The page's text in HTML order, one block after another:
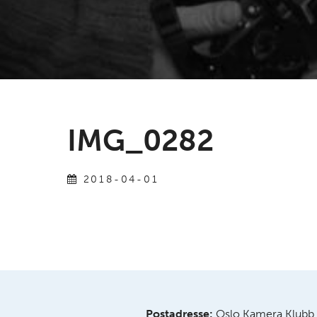
IMG_0282
2018-04-01
Postadresse: Oslo Kamera Klubb,